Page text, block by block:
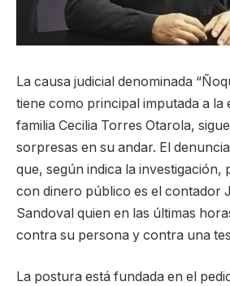
La causa judicial denominada
tiene como principal imputada a la
familia Cecilia Torres Otarola,
sorpresas en su andar. El
que, según indica la investigación,
con dinero público es el contador
Sandoval quien en las últimas
contra su persona y contra una
La postura está fundada en el